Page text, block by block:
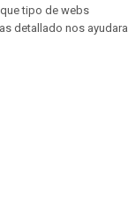
tipo de webs
detallado nos ayudara